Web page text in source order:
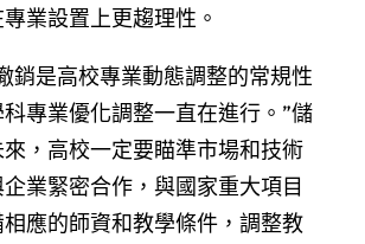
業設置上更趨理性。
銷是高校專業動態調整的常規性
專業優化調整一直在進行。”儲
，高校一定要瞄準市場和技術
業緊密合作，與國家重大項目
應的師資和教學條件，調整教